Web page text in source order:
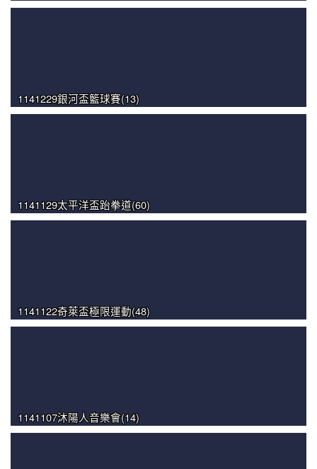
1141229銀河盃籃球賽(13)
1141129太平洋盃跆拳道(60)
1141122奇萊盃極限運動(48)
1141107沐陽人音樂會(14)